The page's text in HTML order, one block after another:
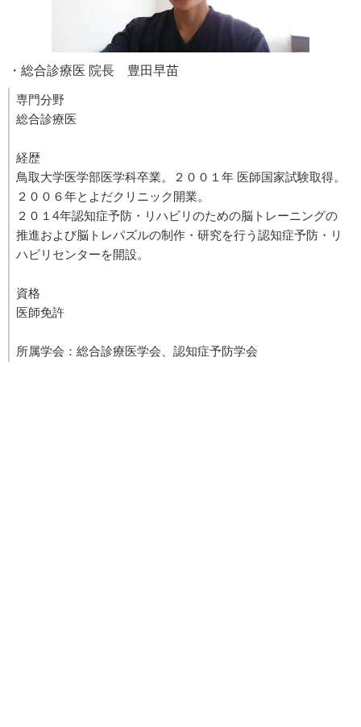
・総合診療医 院長 豊田早苗
専門分野
総合診療医
経歴
鳥取大学医学部医学科卒業。２００１年 医師国家試験取得。
２００６年とよだクリニック開業。
２０１4年認知症予防・リハビリのための脳トレーニングの
推進および脳トレパズルの制作・研究を行う認知症予防・リ
ハビリセンターを開設。
資格
医師免許
所属学会：総合診療医学会、認知症予防学会